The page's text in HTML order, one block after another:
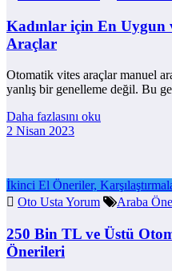
Kadınlar için En Uygun
Araçlar
Otomatik vites araçlar manuel
yanlış bir genelleme değil. Bu
Daha fazlasını oku
2 Nisan 2023
İkinci El Öneriler,
Oto Usta Yorum
Araba
250 Bin TL ve Üstü
Önerileri